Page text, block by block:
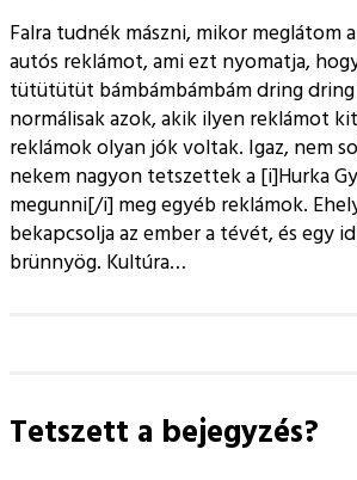
Falra tudnék mászni, mikor meglátom
autós reklámot, ami ezt nyomatja,
tütütütüt bámbámbámbám dring
normálisak azok, akik ilyen reklámot
reklámok olyan jók voltak. Igaz, nem
nekem nagyon tetszettek a [i]Hurka
megunni[/i] meg egyéb reklámok.
bekapcsolja az ember a tévét, és egy
brünnyög. Kultúra…
Tetszett a bejegyzés?